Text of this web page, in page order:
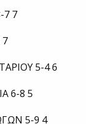
7 7
5-4 6
6-8 5
5-9 4